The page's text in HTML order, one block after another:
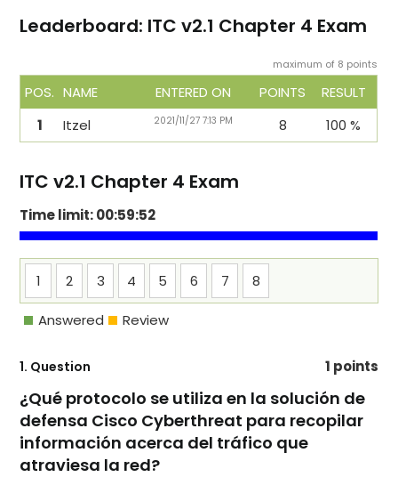
Leaderboard: ITC v2.1 Chapter 4 Exam
maximum of 8 points
POS. NAME ENTERED ON POINTS
RESULT
1
Itzel 2021/11/27 7:13 PM 8 100 %
ITC v2.1 Chapter 4 Exam
Time limit:00:59:51
1 2 3 4 5 6 7 8
Answered Review
1. Question 1 points
¿Qué protocolo se utiliza en la solución de
defensa Cisco Cyberthreat para recopilar
información acerca del tráfico que
atraviesa la red?